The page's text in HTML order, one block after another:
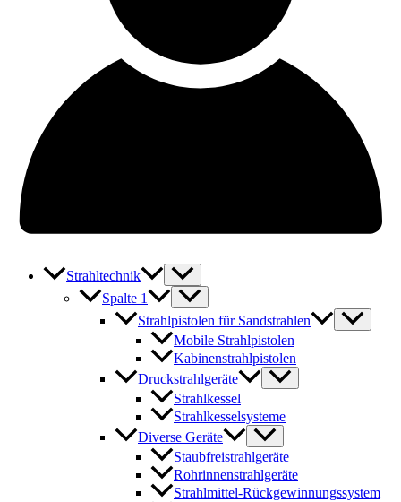
Strahltechnik
Spalte 1
Strahlpistolen für Sandstrahlen
Mobile Strahlpistolen
Kabinenstrahlpistolen
Druckstrahlgeräte
Strahlkessel
Strahlkesselsysteme
Diverse Geräte
Staubfreistrahlgeräte
Rohrinnenstrahlgeräte
Strahlmittel-Rückgewinnungssystem